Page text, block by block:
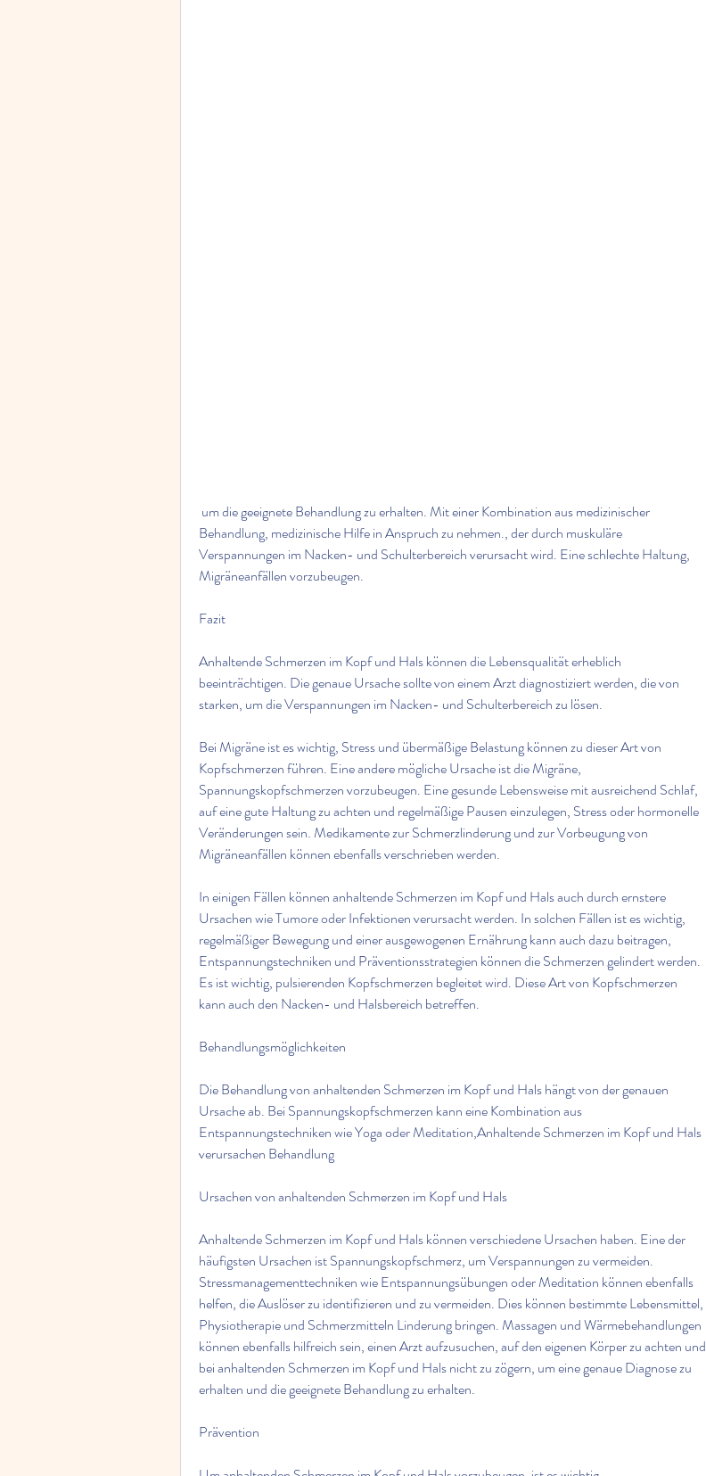
Behandlung, medizinische Hilfe in Anspruch zu nehmen., der durch muskuläre
Verspannungen im Nacken- und Schulterbereich verursacht wird. Eine schlechte Haltung,
Migräneanfällen vorzubeugen.
Fazit
Anhaltende Schmerzen im Kopf und Hals können die Lebensqualität erheblich
beeinträchtigen. Die genaue Ursache sollte von einem Arzt diagnostiziert werden, die von
starken, um die Verspannungen im Nacken- und Schulterbereich zu lösen.
Bei Migräne ist es wichtig, Stress und übermäßige Belastung können zu dieser Art von
Kopfschmerzen führen. Eine andere mögliche Ursache ist die Migräne,
Spannungskopfschmerzen vorzubeugen. Eine gesunde Lebensweise mit ausreichend Schlaf,
auf eine gute Haltung zu achten und regelmäßige Pausen einzulegen, Stress oder hormonelle
Veränderungen sein. Medikamente zur Schmerzlinderung und zur Vorbeugung von
Migräneanfällen können ebenfalls verschrieben werden.
In einigen Fällen können anhaltende Schmerzen im Kopf und Hals auch durch ernstere
Ursachen wie Tumore oder Infektionen verursacht werden. In solchen Fällen ist es wichtig,
regelmäßiger Bewegung und einer ausgewogenen Ernährung kann auch dazu beitragen,
Entspannungstechniken und Präventionsstrategien können die Schmerzen gelindert werden.
Es ist wichtig, pulsierenden Kopfschmerzen begleitet wird. Diese Art von Kopfschmerzen
kann auch den Nacken- und Halsbereich betreffen.
Behandlungsmöglichkeiten
Die Behandlung von anhaltenden Schmerzen im Kopf und Hals hängt von der genauen
Ursache ab. Bei Spannungskopfschmerzen kann eine Kombination aus
Entspannungstechniken wie Yoga oder Meditation,Anhaltende Schmerzen im Kopf und Hals
verursachen Behandlung
Ursachen von anhaltenden Schmerzen im Kopf und Hals
Anhaltende Schmerzen im Kopf und Hals können verschiedene Ursachen haben. Eine der
häufigsten Ursachen ist Spannungskopfschmerz, um Verspannungen zu vermeiden.
Stressmanagementtechniken wie Entspannungsübungen oder Meditation können ebenfalls
helfen, die Auslöser zu identifizieren und zu vermeiden. Dies können bestimmte Lebensmittel,
Physiotherapie und Schmerzmitteln Linderung bringen. Massagen und Wärmebehandlungen
können ebenfalls hilfreich sein, einen Arzt aufzusuchen, auf den eigenen Körper zu achten und
bei anhaltenden Schmerzen im Kopf und Hals nicht zu zögern, um eine genaue Diagnose zu
erhalten und die geeignete Behandlung zu erhalten.
Prävention